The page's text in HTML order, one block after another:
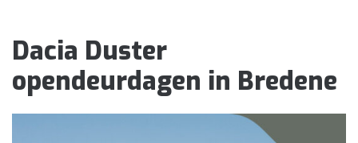
Dacia Duster
opendeurdagen in Bredene